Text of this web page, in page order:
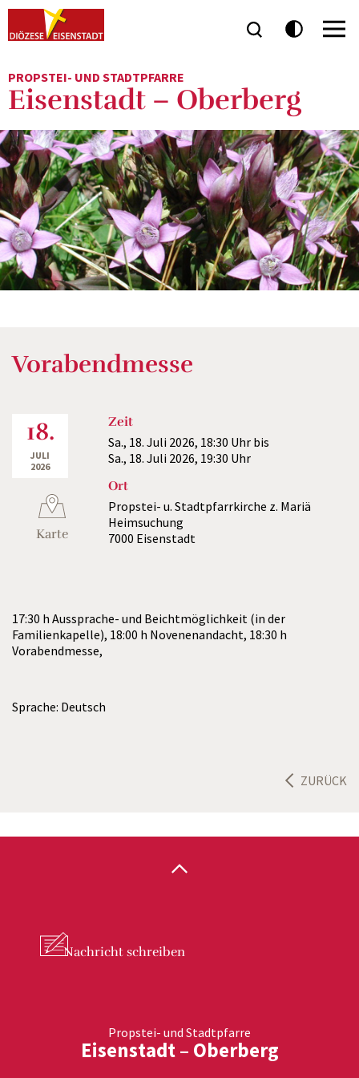
PROPSTEI- UND STADTPFARRE
Eisenstadt – Oberberg
Vorabendmesse
18.
JULI
2026
Karte
Zeit
Sa., 18. Juli 2026, 18:30 Uhr bis
Sa., 18. Juli 2026, 19:30 Uhr
Ort
Propstei- u. Stadtpfarrkirche z. Mariä
Heimsuchung
7000 Eisenstadt
17:30 h Aussprache- und Beichtmöglichkeit (in der
Familienkapelle), 18:00 h Novenenandacht, 18:30 h
Vorabendmesse,
Sprache: Deutsch
ZURÜCK
Nachricht schreiben
Propstei- und Stadtpfarre
Eisenstadt – Oberberg